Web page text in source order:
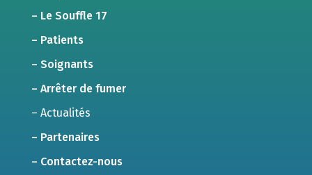
– Le Souffle 17
– Patients
– Soignants
– Arrêter de fumer
– Actualités
– Partenaires
– Contactez-nous